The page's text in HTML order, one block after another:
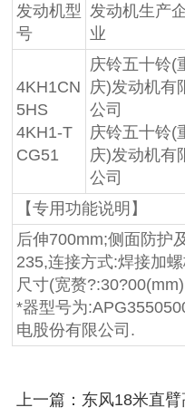
发动机型
号
发动机生产
业
4KH1CN
5HS
4KH1-T
CG51
庆铃五十铃(
庆)发动机有
公司
庆铃五十铃(
庆)发动机有
公司
【专用功能说明】
后伸700mm;侧面防护
235,连接方式:焊接加
尺寸(宽赘
*器型号为
电股份有限公司.
上一篇：东风18米直